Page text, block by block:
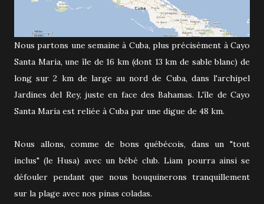
Nous partons une semaine à Cuba, plus précisément à Cayo
Santa Maria, une île de 16 km (dont 13 km de sable blanc) de
long sur 2 km de large au nord de Cuba, dans l'archipel
Jardines del Rey, juste en face des Bahamas. L'île de Cayo
Santa Maria est reliée à Cuba par une digue de 48 km.
Nous allons, comme de bons québécois, dans un "tout
inclus" (le Husa) avec un bébé club. Liam pourra ainsi se
défouler pendant que nous bouquinerons tranquillement
sur la plage avec nos pinas coladas.